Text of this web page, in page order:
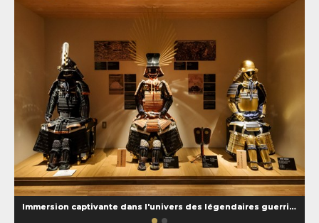
Immersion captivante dans l'univers des légendaires guerriers japonais